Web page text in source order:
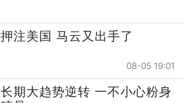
押注美国 马云又出手了
08-05 19:01
长期大趋势逆转 一不小心粉身